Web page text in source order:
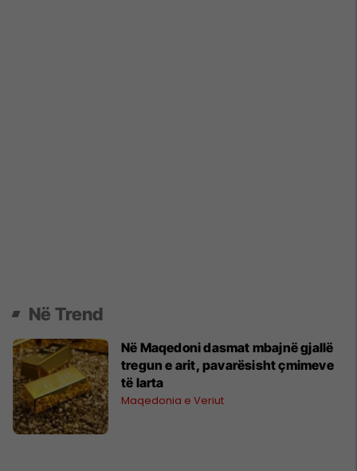
Në Trend
Në Maqedoni dasmat mbajnë gjallë
tregun e arit, pavarësisht çmimeve
të larta
Maqedonia e Veriut